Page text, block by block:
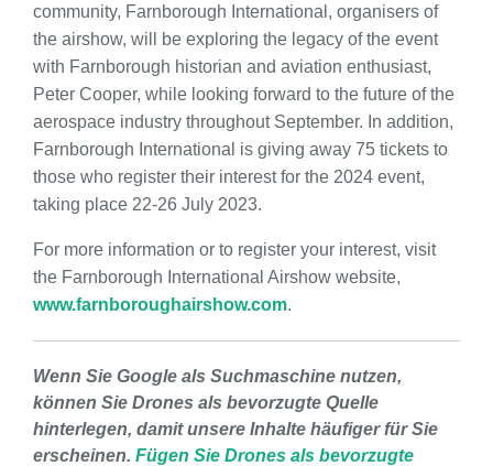
community, Farnborough International, organisers of
the airshow, will be exploring the legacy of the event
with Farnborough historian and aviation enthusiast,
Peter Cooper, while looking forward to the future of the
aerospace industry throughout September. In addition,
Farnborough International is giving away 75 tickets to
those who register their interest for the 2024 event,
taking place 22-26 July 2023.
For more information or to register your interest, visit
the Farnborough International Airshow website,
www.farnboroughairshow.com.
Wenn Sie Google als Suchmaschine nutzen,
können Sie Drones als bevorzugte Quelle
hinterlegen, damit unsere Inhalte häufiger für Sie
erscheinen. Fügen Sie Drones als bevorzugte